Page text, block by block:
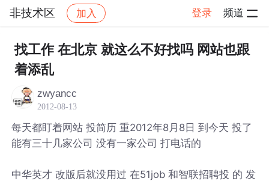
非技术区 加入 登录 频道
社区 非技术区 帖子详情
找工作 在北京 就这么不好找吗 网站也跟
着添乱
zwyancc
2012-08-13
每天都盯着网站 投简历 重2012年8月8日 到今天 投了
能有三十几家公司 没有一家公司 打电话的
中华英才 改版后就没用过 在51job 和智联招聘投 的 发